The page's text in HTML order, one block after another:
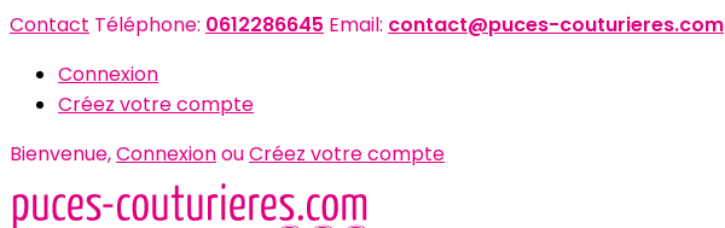
Contact Téléphone: 0612286645 Email: contact@puces-couturieres.com
Connexion
Créez votre compte
Bienvenue,ConnexionouCréez votre compte